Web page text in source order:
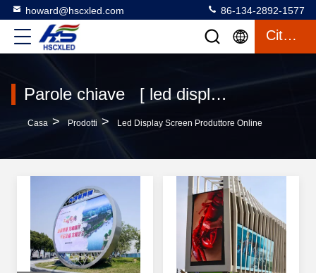
howard@hscxled.com 86-134-2892-1577
Citazione
Parole chiave [ led display screen ] partita 282 prodotti
Casa > Prodotti > Led Display Screen Produttore Online